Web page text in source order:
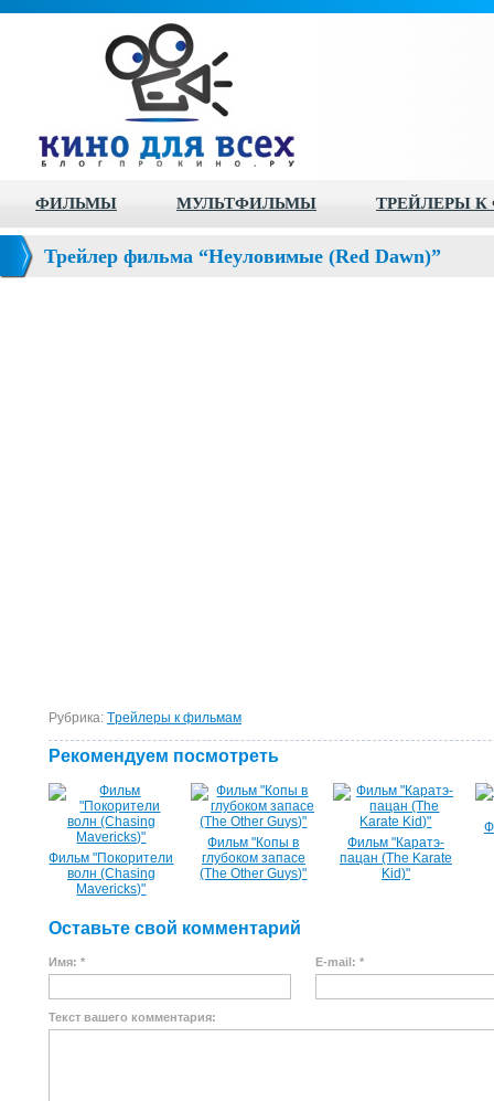
ФИЛЬМЫ МУЛЬТФИЛЬМЫ ТРЕЙЛЕРЫ
Трейлер фильма “Неуловимые (Red Dawn)”
Рубрика: Tрейлеры к фильмам
Рекомендуем посмотреть
Фильм "Покорители
волн (Chasing
Mavericks)"
Фильм "Копы в
глубоком запасе
(The Other Guys)"
Фильм "Каратэ-
пацан (The Karate
Kid)"
Оставьте свой комментарий
Имя: * E-mail: *
Текст вашего комментария: